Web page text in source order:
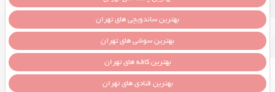
بهترین ساندویچی های تهران
بهترین سوشی های تهران
بهترین کافه های تهران
بهترین قنادی های تهران